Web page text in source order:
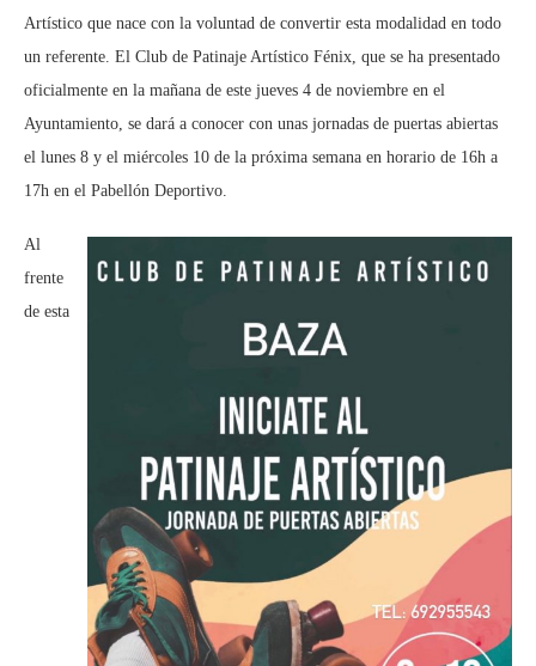
Artístico que nace con la voluntad de convertir esta modalidad en todo
un referente. El Club de Patinaje Artístico Fénix, que se ha presentado
oficialmente en la mañana de este jueves 4 de noviembre en el
Ayuntamiento, se dará a conocer con unas jornadas de puertas abiertas
el lunes 8 y el miércoles 10 de la próxima semana en horario de 16h a
17h en el Pabellón Deportivo.
Al
frente
de esta